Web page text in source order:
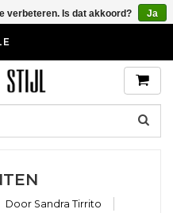
kastknoppen en
je huis en
Door Sandra Tirrito
verbeteren. Is dat akkoord?
Ja